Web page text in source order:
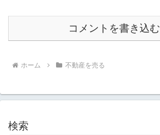
コメントを書き込む
ホーム 不動産を売る
検索